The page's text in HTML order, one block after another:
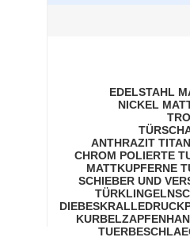
EDELSTAHL
NICKEL
ANTHRAZIT
CHROM POLIERTE
MATTKUPFERNE
SCHIEBER UND
TÜRKLINGELN
DIEBESKRALLE
KURBELZAPFEN